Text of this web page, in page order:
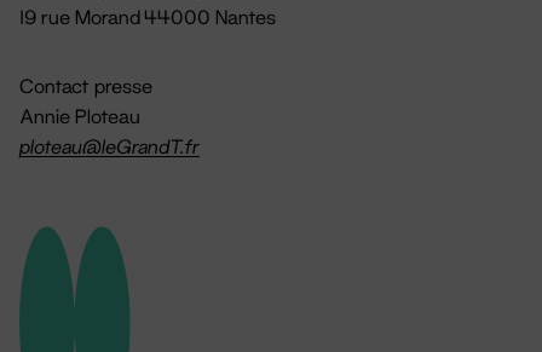
19 rue Morand 44000 Nantes
Contact presse
Annie Ploteau
ploteau@leGrandT.fr